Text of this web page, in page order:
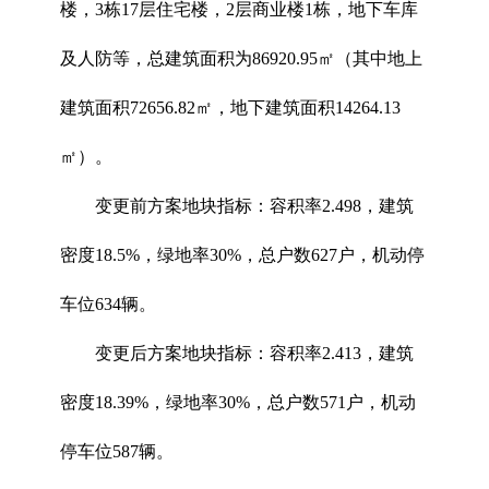
楼，3栋17层住宅楼，2层商业楼1栋，地下车库
及人防等，总建筑面积为86920.95㎡（其中地上
建筑面积72656.82㎡，地下建筑面积14264.13
㎡）。
变更前方案地块指标：容积率2.498，建筑
密度18.5%，绿地率30%，总户数627户，机动停
车位634辆。
变更后方案地块指标：容积率2.413，建筑
密度18.39%，绿地率30%，总户数571户，机动
停车位587辆。